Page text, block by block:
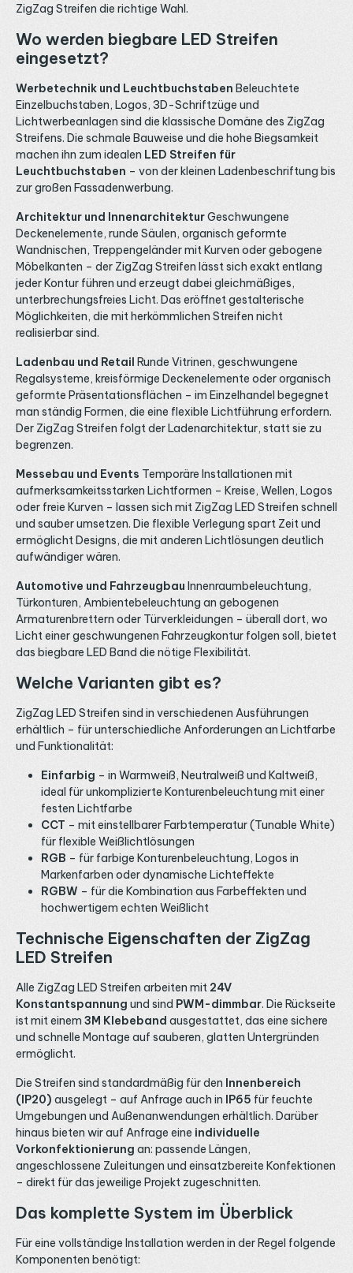
ZigZag Streifen die richtige Wahl.
Wo werden biegbare LED Streifen
eingesetzt?
Werbetechnik und Leuchtbuchstaben Beleuchtete
Einzelbuchstaben, Logos, 3D-Schriftzüge und
Lichtwerbeanlagen sind die klassische Domäne des ZigZag
Streifens. Die schmale Bauweise und die hohe Biegsamkeit
machen ihn zum idealen LED Streifen für
Leuchtbuchstaben – von der kleinen Ladenbeschriftung bis
zur großen Fassadenwerbung.
Architektur und InnenarchitekturGeschwungene
Deckenelemente, runde Säulen, organisch geformte
Wandnischen, Treppengeländer mit Kurven oder gebogene
Möbelkanten – der ZigZag Streifen lässt sich exakt entlang
jeder Kontur führen und erzeugt dabei gleichmäßiges,
unterbrechungsfreies Licht. Das eröffnet gestalterische
Möglichkeiten, die mit herkömmlichen Streifen nicht
realisierbar sind.
Ladenbau und Retail Runde Vitrinen, geschwungene
Regalsysteme, kreisförmige Deckenelemente oder organisch
geformte Präsentationsflächen – im Einzelhandel begegnet
man ständig Formen, die eine flexible Lichtführung erfordern.
Der ZigZag Streifen folgt der Ladenarchitektur, statt sie zu
begrenzen.
Messebau und Events Temporäre Installationen mit
aufmerksamkeitsstarken Lichtformen – Kreise, Wellen, Logos
oder freie Kurven – lassen sich mit ZigZag LED Streifen schnell
und sauber umsetzen. Die flexible Verlegung spart Zeit und
ermöglicht Designs, die mit anderen Lichtlösungen deutlich
aufwändiger wären.
Automotive und Fahrzeugbau Innenraumbeleuchtung,
Türkonturen, Ambientebeleuchtung an gebogenen
Armaturenbrettern oder Türverkleidungen – überall dort, wo
Licht einer geschwungenen Fahrzeugkontur folgen soll, bietet
das biegbare LED Band die nötige Flexibilität.
Welche Varianten gibt es?
ZigZag LED Streifen sind in verschiedenen Ausführungen
erhältlich – für unterschiedliche Anforderungen an Lichtfarbe
und Funktionalität:
Einfarbig – in Warmweiß, Neutralweiß und Kaltweiß,
ideal für unkomplizierte Konturenbeleuchtung mit einer
festen Lichtfarbe
CCT – mit einstellbarer Farbtemperatur (Tunable White)
für flexible Weißlichtlösungen
RGB – für farbige Konturenbeleuchtung, Logos in
Markenfarben oder dynamische Lichteffekte
RGBW – für die Kombination aus Farbeffekten und
hochwertigem echten Weißlicht
Technische Eigenschaften der ZigZag
LED Streifen
Alle ZigZag LED Streifen arbeiten mit 24V
Konstantspannung und sind PWM-dimmbar. Die Rückseite
ist mit einem3M Klebeband ausgestattet, das eine sichere
und schnelle Montage auf sauberen, glatten Untergründen
ermöglicht.
Die Streifen sind standardmäßig für den Innenbereich
(IP20) ausgelegt – auf Anfrage auch in IP65 für feuchte
Umgebungen und Außenanwendungen erhältlich. Darüber
hinaus bieten wir auf Anfrage eine individuelle
Vorkonfektionierung an: passende Längen,
angeschlossene Zuleitungen und einsatzbereite Konfektionen
– direkt für das jeweilige Projekt zugeschnitten.
Das komplette System im Überblick
Für eine vollständige Installation werden in der Regel folgende
Komponenten benötigt: